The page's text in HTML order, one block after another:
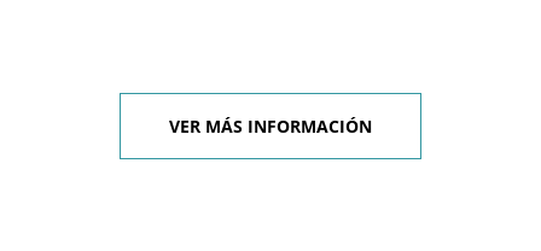
VER MÁS INFORMACIÓN